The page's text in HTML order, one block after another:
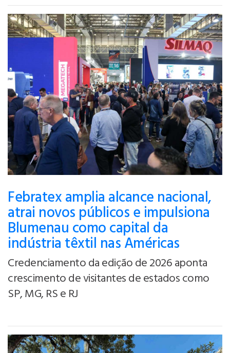
Febratex amplia alcance nacional,
atrai novos públicos e impulsiona
Blumenau como capital da
indústria têxtil nas Américas
Credenciamento da edição de 2026 aponta
crescimento de visitantes de estados como
SP, MG, RS e RJ